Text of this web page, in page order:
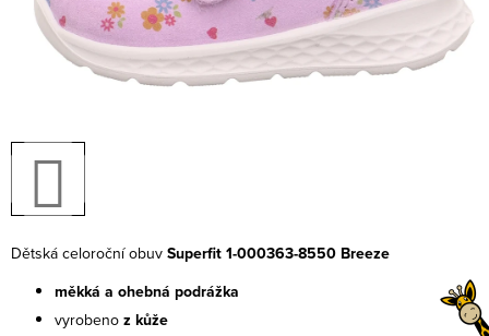
Dětská celoroční obuv Superfit 1-000363-8550 Breeze
měkká a ohebná podrážka
vyrobeno z kůže